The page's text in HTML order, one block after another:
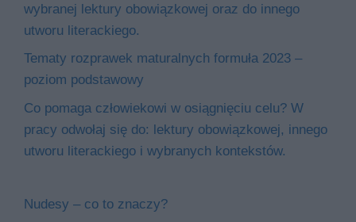
wybranej lektury obowiązkowej oraz do innego
utworu literackiego.
Tematy rozprawek maturalnych formuła 2023 –
poziom podstawowy
Co pomaga człowiekowi w osiągnięciu celu? W
pracy odwołaj się do: lektury obowiązkowej, innego
utworu literackiego i wybranych kontekstów.
Nudesy – co to znaczy?